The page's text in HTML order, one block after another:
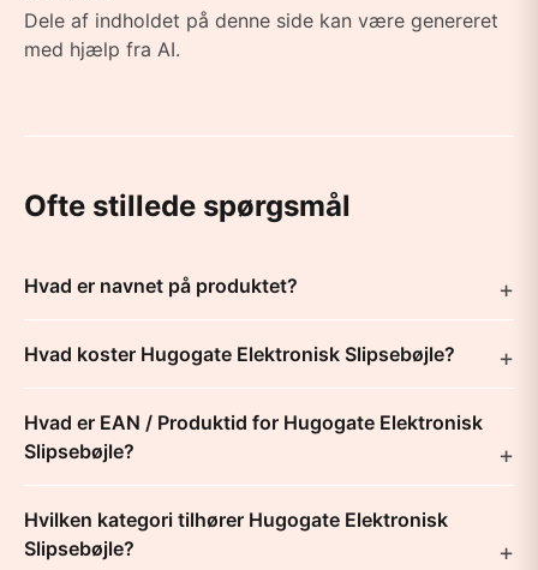
Dele af indholdet på denne side kan være genereret
med hjælp fra AI.
Ofte stillede spørgsmål
Hvad er navnet på produktet?
Hvad koster Hugogate Elektronisk Slipsebøjle?
Hvad er EAN / Produktid for Hugogate Elektronisk
Slipsebøjle?
Hvilken kategori tilhører Hugogate Elektronisk
Slipsebøjle?